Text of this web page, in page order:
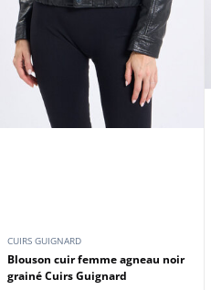
CUIRS GUIGNARD
Blouson cuir femme agneau noir
grainé Cuirs Guignard